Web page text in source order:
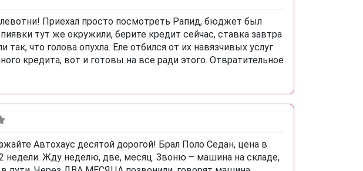
Приехал просто посмотреть Рапид, бюджет был
тут же окружили, берите кредит сейчас, ставка завтра
что голова опухла. Еле отбился от их навязчивых услуг.
кредита, вот и готовы на все ради этого. Отвратительное
Автохаус десятой дорогой! Брал Поло Седан, цена в
недели. Жду неделю, две, месяц. Звоню – машина на складе,